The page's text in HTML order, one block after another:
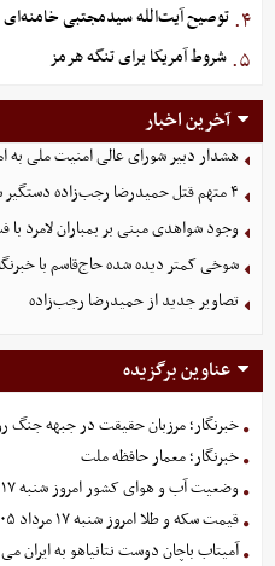
۴. توصیح آیت‌الله سیدمجتبی خامنه‌ای
۵. شروط آمریکا برای تنگه هرمز
آخرین اخبار
هشدار دبیر شورای عالی امنیت ملی به
۴ متهم قتل حمیدرضا رجب‌زاده دستگیر شدند
وجود شواهدی مبنی بر بمباران لامرد با
شوخی کمتر دیده شده حاج‌قاسم با
تصاویر جدید از حمیدرضا رجب‌زاده
عناوین برگزیده
خبرنگار؛ مرزبان حقیقت در جبهه جنگ
خبرنگار؛ معمار حافظه ملت
وضعیت آب و هوای کشور امروز شنبه ۱۷ مرداد ۱۴۰۵
قیمت سکه و طلا امروز شنبه ۱۷ مرداد ۱۴۰۵
آمیتاب باچان دوست نتانیاهو به ایران